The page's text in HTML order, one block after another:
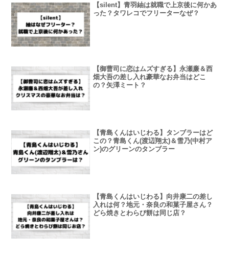
【silent】青羽紬は就職で上京後に何かあ
った？タワレコでフリーターなぜ？
【御曹司に恋はムズすぎる】永瀬廉＆西
畑大吾の差し入れ豪華なお弁当はどこ
の？矢澤ミート？
【青島くんはいじわる】タンブラーはど
この？青島くん(渡辺翔太)＆雪乃(中村ア
ン)のグリーンのタンブラー
【青島くんはいじわる】向井康二の差し
入れは何？地元・奈良の和菓子屋さん？
どら焼きとわらび餅は同じ店？